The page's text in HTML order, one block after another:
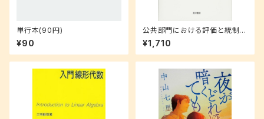
単行本(90円)
¥90
公共部門における評価と統制
(ガバナンスと評価)
¥1,710